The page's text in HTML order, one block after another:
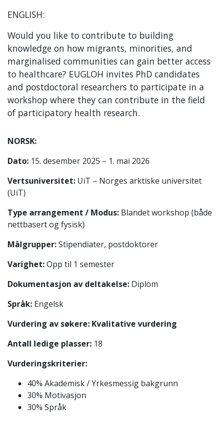
ENGLISH:
Would you like to contribute to building
knowledge on how migrants, minorities, and
marginalised communities can gain better access
to healthcare? EUGLOH invites PhD candidates
and postdoctoral researchers to participate in a
workshop where they can contribute in the field
of participatory health research.
NORSK:
Dato: 15. desember 2025 – 1. mai 2026
Vertsuniversitet: UiT – Norges arktiske universitet
(UiT)
Type arrangement / Modus: Blandet workshop (både
nettbasert og fysisk)
Målgrupper:Stipendiater, postdoktorer
Varighet:Opp til 1 semester
Dokumentasjon av deltakelse: Diplom
Språk: Engelsk
Vurdering av søkere: Kvalitative vurdering
Antall ledige plasser: 18
Vurderingskriterier:
40% Akademisk / Yrkesmessig bakgrunn
30% Motivasjon
30% Språk